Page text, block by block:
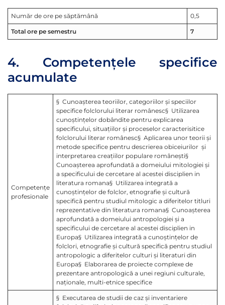
Număr de ore pe săptămână 0,5
Total ore pe semestru 7
4. Competenţele specifice
acumulate
Competenţe
profesionale
§ Cunoaşterea teoriilor, categoriilor şi speciilor
specifice folclorului literar românesc§ Utilizarea
cunoştinţelor dobândite pentru explicarea
specificului, situaţiilor şi proceselor caracterisitice
folclorului literar românesc§ Aplicarea unor teorii şi
metode specifice pentru descrierea obiceiurilor şi
interpretarea creaţiilor populare româneşti§
Cunoaşterea aprofundată a domeiului mitologiei şi
a specificului de cercetare al acestei disciplien in
literatura romana§ Utilizarea integrată a
cunoştinţelor de folclor, etnografie şi cultură
specifică pentru studiul mitologic a diferitelor titluri
reprezentative din literatura romana§ Cunoaşterea
aprofundată a domeiului antropologiei şi a
specificului de cercetare al acestei disciplien in
Europa§ Utilizarea integrată a cunoştinţelor de
folclori, etnografie şi cultură specifică pentru studiul
antropologic a diferitelor culturi şi literaturi din
Europa§ Elaborarea de proiecte complexe de
prezentare antropologică a unei regiuni culturale,
naţionale, multi-etnice specifice
§ Executarea de studii de caz şi inventariere